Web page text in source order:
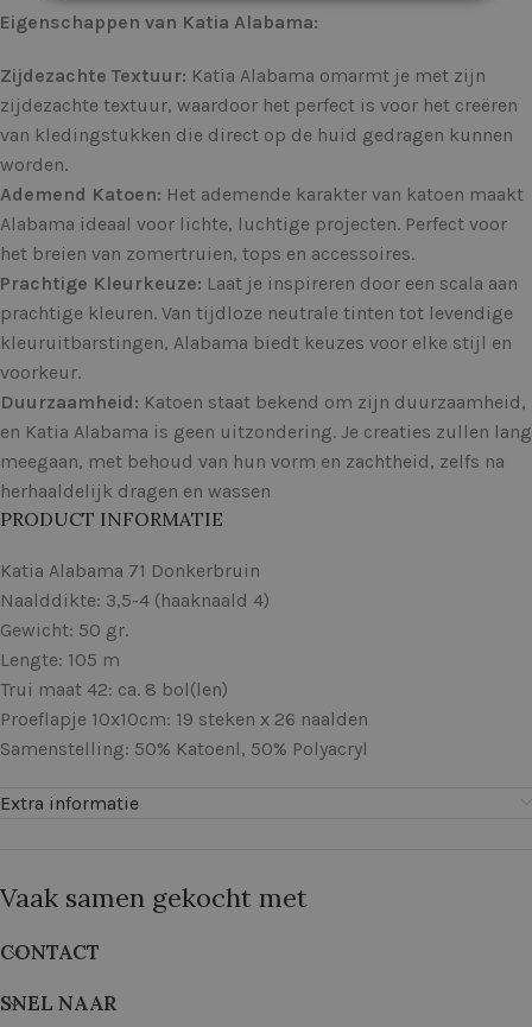
Eigenschappen van Katia Alabama:
Zijdezachte Textuur: Katia Alabama omarmt je met zijn
zijdezachte textuur, waardoor het perfect is voor het creëren
van kledingstukken die direct op de huid gedragen kunnen
worden.
Ademend Katoen: Het ademende karakter van katoen maakt
Alabama ideaal voor lichte, luchtige projecten. Perfect voor
het breien van zomertruien, tops en accessoires.
Prachtige Kleurkeuze: Laat je inspireren door een scala aan
prachtige kleuren. Van tijdloze neutrale tinten tot levendige
kleuruitbarstingen, Alabama biedt keuzes voor elke stijl en
voorkeur.
Duurzaamheid: Katoen staat bekend om zijn duurzaamheid,
en Katia Alabama is geen uitzondering. Je creaties zullen lang
meegaan, met behoud van hun vorm en zachtheid, zelfs na
herhaaldelijk dragen en wassen
PRODUCT INFORMATIE
Katia Alabama 71 Donkerbruin
Naalddikte: 3,5-4 (haaknaald 4)
Gewicht: 50 gr.
Lengte: 105 m
Trui maat 42: ca. 8 bol(len)
Proeflapje 10x10cm: 19 steken x 26 naalden
Samenstelling: 50% Katoenl, 50% Polyacryl
Extra informatie
Vaak samen gekocht met
CONTACT
SNEL NAAR